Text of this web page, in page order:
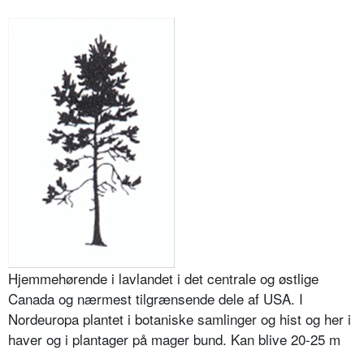
Hjemmehørende i lavlandet i det centrale og østlige
Canada og nærmest tilgrænsende dele af USA. I
Nordeuropa plantet i botaniske samlinger og hist og her i
haver og i plantager på mager bund. Kan blive 20-25 m